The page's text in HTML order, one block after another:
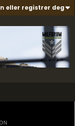
eller registrer deg